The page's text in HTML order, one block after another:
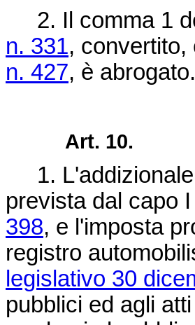
2. Il comma 1
n. 331,
n. 427, è abrogato.
Art. 10.
1. L'addizionale
prevista dal capo I
398, e l'imposta
registro
legislativo 30
pubblici ed agli